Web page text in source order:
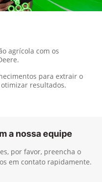
agrícola com os
para extrair o
resultados.
a nossa equipe
por favor, preencha o
em contato rapidamente.